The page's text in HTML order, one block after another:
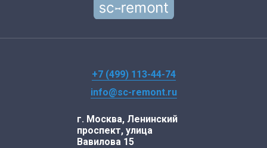
+7 (499) 113-44-74
info@sc-remont.ru
г. Москва, Ленинский
проспект, улица
Вавилова 15